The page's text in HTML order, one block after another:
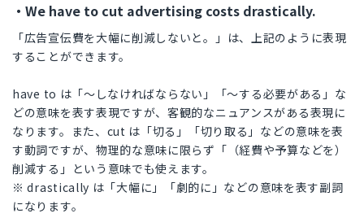
・We have to cut advertising costs drastically.
「広告宣伝費を大幅に削減しないと。」は、上記のように表現
することができます。
have to は「〜しなければならない」「〜する必要がある」な
どの意味を表す表現ですが、客観的なニュアンスがある表現に
なります。また、cut は「切る」「切り取る」などの意味を表
す動詞ですが、物理的な意味に限らず「（経費や予算などを）
削減する」という意味でも使えます。
※ drastically は「大幅に」「劇的に」などの意味を表す副詞
になります。